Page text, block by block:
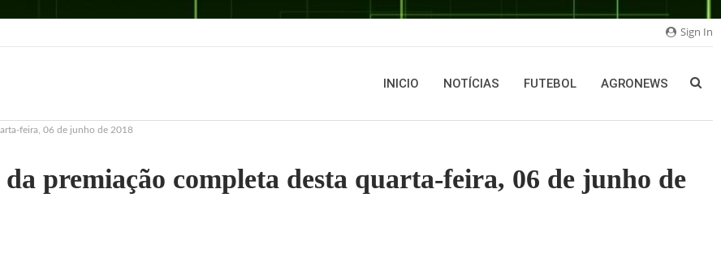
Sign In
INICIO NOTÍCIAS FUTEBOL AGRONEWS
feira, 06 de junho de 2018
premiação completa desta quarta-feira, 06 de junho de